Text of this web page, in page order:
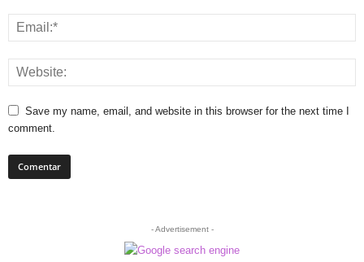
Save my name, email, and website in this browser for the next time I
comment.
- Advertisement -